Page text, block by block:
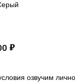
озвучим